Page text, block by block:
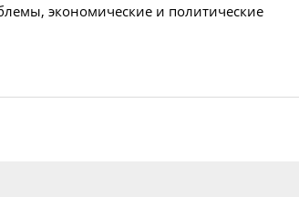
экономические и политические